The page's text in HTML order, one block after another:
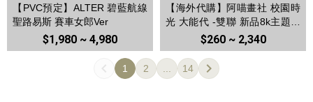
【PVC預定】ALTER 碧藍航線
聖路易斯 賽車女郎Ver
$1,980 ~ 4,980
【海外代購】阿喵畫社 校園時
光 大能代 -雙聯 新品8k主題高
清裝飾畫 冰箱貼$260 ~ 2,340
1 2 14